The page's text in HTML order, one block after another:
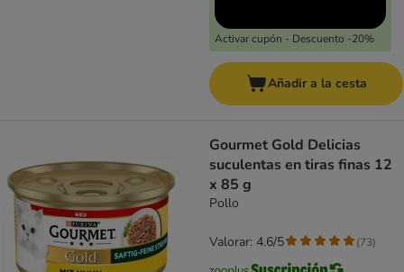
Activar cupón - Descuento -20%
Añadir a la cesta
Gourmet Gold Delicias
suculentas en tiras finas 12
x 85 g
Pollo
Valorar: 4.6/5 (73)